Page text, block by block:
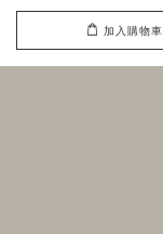
加入購物車